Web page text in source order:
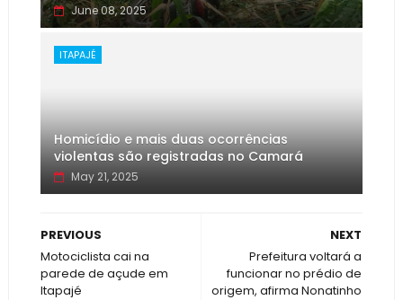
June 08, 2025
ITAPAJÉ
Homicídio e mais duas ocorrências
violentas são registradas no Camará
May 21, 2025
NEXT
Prefeitura voltará a
funcionar no prédio de
origem, afirma Nonatinho
PREVIOUS
Motociclista cai na
parede de açude em
Itapajé